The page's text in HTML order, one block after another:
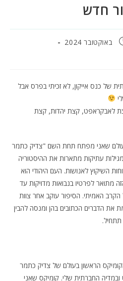
חדש
של כנס אייקון, לא זכיתי בפרס אבל
לאבקראפט, קצת יהדות, קצת
שאני מפתח תחת השם "צדיק כתמר
עתיקות מתארות את ההיסטוריה
השיקוץ לאנושות. העם היהודי הוא
לפרטיו בנבואות מדויקות עד
הקרב האמיתי. הסיפור עוקב אחר צוות
הדברים הכתובים בהן ומנסה להבין
הראשון בעולם של צדיק כתמר
החברתית שלי. קומיקס שאני